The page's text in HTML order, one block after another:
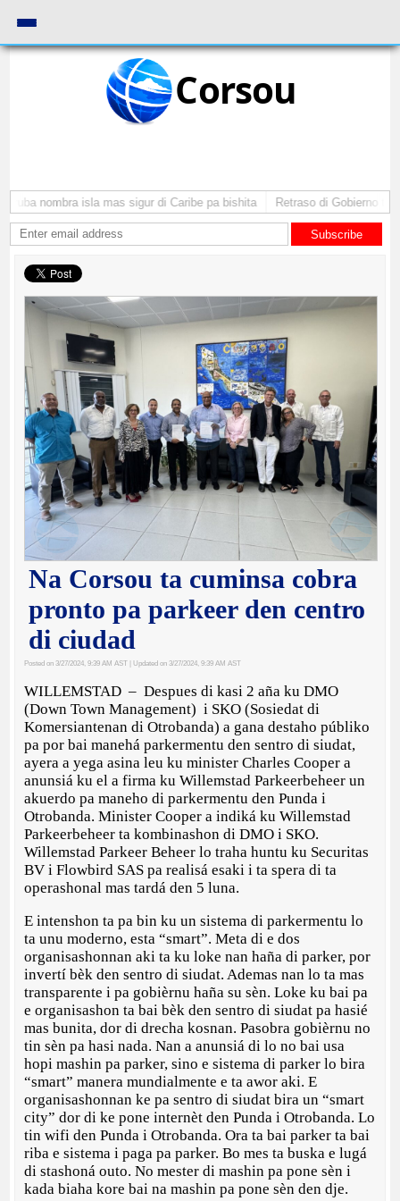
Corsou
nombra isla mas sigur di Caribe pa bishita Retraso di Gobierno ta
Subscribe
Na Corsou ta cuminsa cobra
pronto pa parkeer den centro
di ciudad
Posted on 3/27/2024, 9:39 AM AST | Updated on 3/27/2024, 9:39 AM AST
WILLEMSTAD – Despues di kasi 2 aña ku DMO
(Down Town Management) i SKO (Sosiedat di
Komersiantenan di Otrobanda) a gana destaho públiko
pa por bai manehá parkermentu den sentro di siudat,
ayera a yega asina leu ku minister Charles Cooper a
anunsiá ku el a firma ku Willemstad Parkeerbeheer un
akuerdo pa maneho di parkermentu den Punda i
Otrobanda. Minister Cooper a indiká ku Willemstad
Parkeerbeheer ta kombinashon di DMO i SKO.
Willemstad Parkeer Beheer lo traha huntu ku Securitas
BV i Flowbird SAS pa realisá esaki i ta spera di ta
operashonal mas tardá den 5 luna.
E intenshon ta pa bin ku un sistema di parkermentu lo
ta unu moderno, esta “smart”. Meta di e dos
organisashonnan aki ta ku loke nan haña di parker, por
invertí bèk den sentro di siudat. Ademas nan lo ta mas
transparente i pa gobièrnu haña su sèn. Loke ku bai pa
e organisashon ta bai bèk den sentro di siudat pa hasié
mas bunita, dor di drecha kosnan. Pasobra gobièrnu no
tin sèn pa hasi nada. Nan a anunsiá di lo no bai usa
hopi mashin pa parker, sino e sistema di parker lo bira
“smart” manera mundialmente e ta awor aki. E
organisashonnan ke pa sentro di siudat bira un “smart
city” dor di ke pone internèt den Punda i Otrobanda. Lo
tin wifi den Punda i Otrobanda. Ora ta bai parker ta bai
riba e sistema i paga pa parker. Bo mes ta buska e lugá
di stashoná outo. No mester di mashin pa pone sèn i
kada biaha kore bai na mashin pa pone sèn den dje.